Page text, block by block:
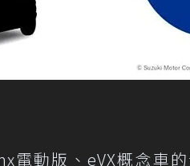
電動版、eVX概念車